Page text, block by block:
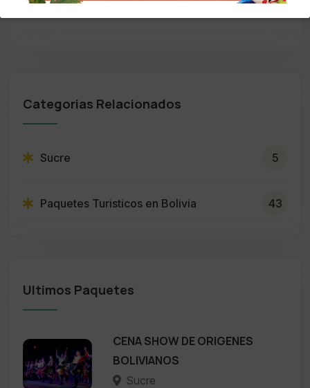
Categorias Relacionados
Sucre 5
Paquetes Turisticos en Bolivia 43
Ultimos Paquetes
CENA SHOW DE ORIGENES
BOLIVIANOS
Sucre